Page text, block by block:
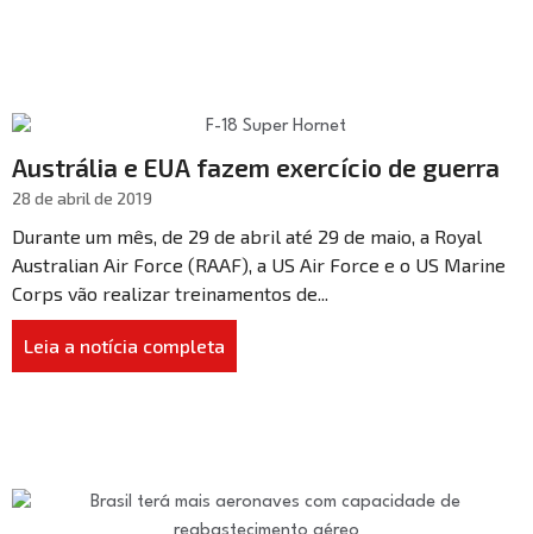
Austrália e EUA fazem exercício de guerra
28 de abril de 2019
Durante um mês, de 29 de abril até 29 de maio, a Royal
Australian Air Force (RAAF), a US Air Force e o US Marine
Corps vão realizar treinamentos de...
Leia a notícia completa